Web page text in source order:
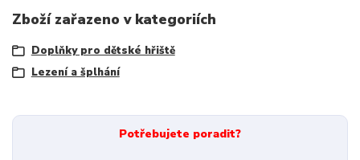
Zboží zařazeno v kategoriích
Doplňky pro dětské hřiště
Lezení a šplhání
Potřebujete poradit?